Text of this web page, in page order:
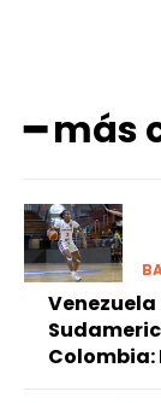
━ más
Colombia: